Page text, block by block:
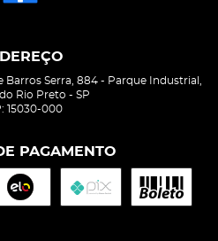
Barros Serra, 884- Parque Industrial,
Rio Preto - SP
15030-000
PAGAMENTO